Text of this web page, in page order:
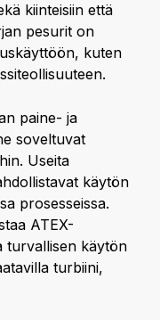
kiinteisiin että
pesurit on
kuten
paine- ja
soveltuvat
Useita
käytön
prosesseissa.
ATEX-
turvallisen käytön
turbiini,